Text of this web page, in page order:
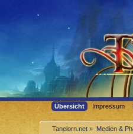
Übersicht Impressum
Tanelorn.net » Medien &